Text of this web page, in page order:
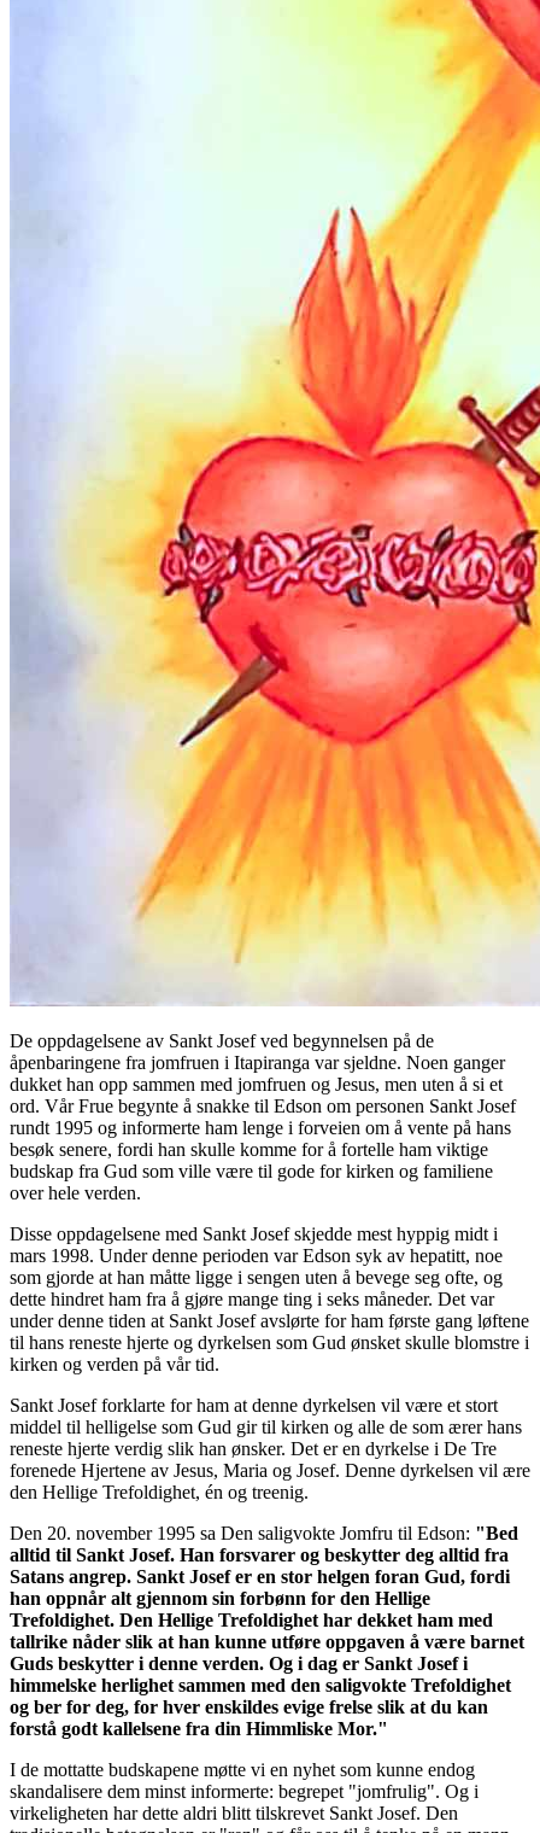
De oppdagelsene av Sankt Josef ved begynnelsen på de
åpenbaringene fra jomfruen i Itapiranga var sjeldne. Noen ganger
dukket han opp sammen med jomfruen og Jesus, men uten å si et
ord. Vår Frue begynte å snakke til Edson om personen Sankt Josef
rundt 1995 og informerte ham lenge i forveien om å vente på hans
besøk senere, fordi han skulle komme for å fortelle ham viktige
budskap fra Gud som ville være til gode for kirken og familiene
over hele verden.
Disse oppdagelsene med Sankt Josef skjedde mest hyppig midt i
mars 1998. Under denne perioden var Edson syk av hepatitt, noe
som gjorde at han måtte ligge i sengen uten å bevege seg ofte, og
dette hindret ham fra å gjøre mange ting i seks måneder. Det var
under denne tiden at Sankt Josef avslørte for ham første gang løftene
til hans reneste hjerte og dyrkelsen som Gud ønsket skulle blomstre i
kirken og verden på vår tid.
Sankt Josef forklarte for ham at denne dyrkelsen vil være et stort
middel til helligelse som Gud gir til kirken og alle de som ærer hans
reneste hjerte verdig slik han ønsker. Det er en dyrkelse i De Tre
forenede Hjertene av Jesus, Maria og Josef. Denne dyrkelsen vil ære
den Hellige Trefoldighet, én og treenig.
Den 20. november 1995 sa Den saligvokte Jomfru til Edson: "Bed
alltid til Sankt Josef. Han forsvarer og beskytter deg alltid fra
Satans angrep. Sankt Josef er en stor helgen foran Gud, fordi
han oppnår alt gjennom sin forbønn for den Hellige
Trefoldighet. Den Hellige Trefoldighet har dekket ham med
tallrike nåder slik at han kunne utføre oppgaven å være barnet
Guds beskytter i denne verden. Og i dag er Sankt Josef i
himmelske herlighet sammen med den saligvokte Trefoldighet
og ber for deg, for hver enskildes evige frelse slik at du kan
forstå godt kallelsene fra din Himmliske Mor."
I de mottatte budskapene møtte vi en nyhet som kunne endog
skandalisere dem minst informerte: begrepet "jomfrulig". Og i
virkeligheten har dette aldri blitt tilskrevet Sankt Josef. Den